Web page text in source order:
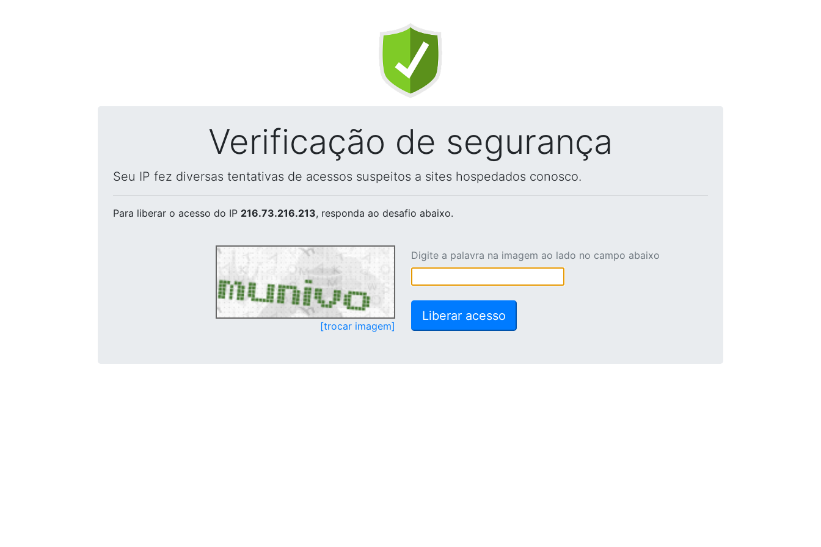
Verificação de segurança
Seu IP fez diversas tentativas de acessos suspeitos a sites hospedados conosco.
Para liberar o acesso do IP 216.73.216.213, responda ao desafio abaixo.
[trocar imagem]
Digite a palavra na imagem ao lado no campo abaixo